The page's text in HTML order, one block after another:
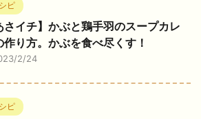
ピ
さイチ】かぶと鶏手羽のスープカレ
作り方。かぶを食べ尽くす！
2/24
ピ